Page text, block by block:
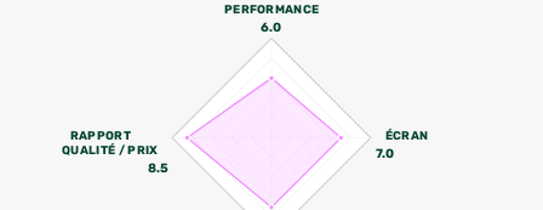
PERFORMANCE
6.0
ÉCRAN
7.0
RAPPORT
QUALITÉ / PRIX
8.5